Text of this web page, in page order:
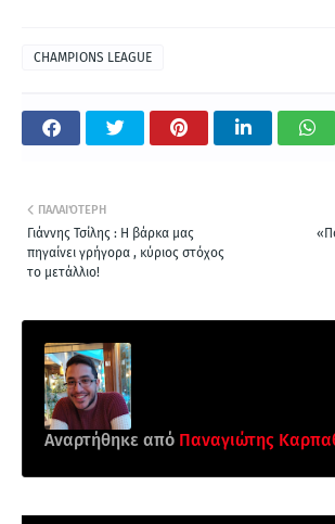
CHAMPIONS LEAGUE
ΠΑΛΑΙΌΤΕΡΗ
Γιάννης Τσίλης : Η βάρκα μας
πηγαίνει γρήγορα , κύριος στόχος
το μετάλλιο!
Αναρτήθηκε από Παναγιώτης